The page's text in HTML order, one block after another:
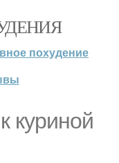
похудение
куриной